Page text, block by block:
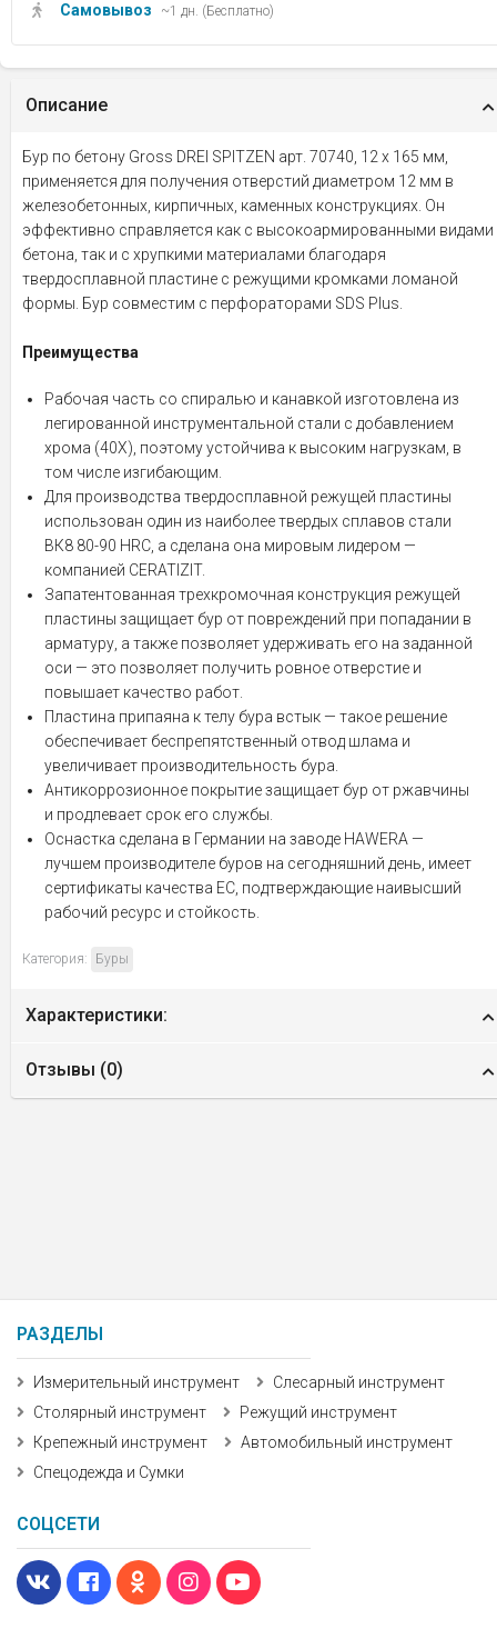
Самовывоз ~1 дн. (Бесплатно)
Описание
Бур по бетону Gross DREI SPITZEN арт. 70740, 12 x 165 мм,
применяется для получения отверстий диаметром 12 мм в
железобетонных, кирпичных, каменных конструкциях. Он
эффективно справляется как с высокоармированными видами
бетона, так и с хрупкими материалами благодаря
твердосплавной пластине с режущими кромками ломаной
формы. Бур совместим с перфораторами SDS Plus.
Преимущества
Рабочая часть со спиралью и канавкой изготовлена из
легированной инструментальной стали с добавлением
хрома (40Х), поэтому устойчива к высоким нагрузкам, в
том числе изгибающим.
Для производства твердосплавной режущей пластины
использован один из наиболее твердых сплавов стали
ВК8 80-90 HRC, а сделана она мировым лидером —
компанией CERATIZIT.
Запатентованная трехкромочная конструкция режущей
пластины защищает бур от повреждений при попадании в
арматуру, а также позволяет удерживать его на заданной
оси — это позволяет получить ровное отверстие и
повышает качество работ.
Пластина припаяна к телу бура встык — такое решение
обеспечивает беспрепятственный отвод шлама и
увеличивает производительность бура.
Антикоррозионное покрытие защищает бур от ржавчины
и продлевает срок его службы.
Оснастка сделана в Германии на заводе HAWERA —
лучшем производителе буров на сегодняшний день, имеет
сертификаты качества ЕС, подтверждающие наивысший
рабочий ресурс и стойкость.
Категория: Буры
Характеристики:
Отзывы (0)
РАЗДЕЛЫ
Измерительный инструмент
Слесарный инструмент
Столярный инструмент
Режущий инструмент
Крепежный инструмент
Автомобильный инструмент
Спецодежда и Сумки
СОЦСЕТИ